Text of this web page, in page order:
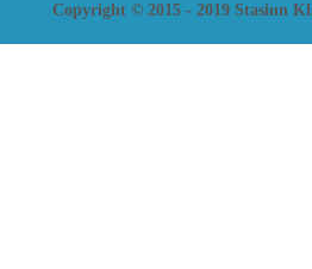
Copyright © 2015 - 2019 Stasiun